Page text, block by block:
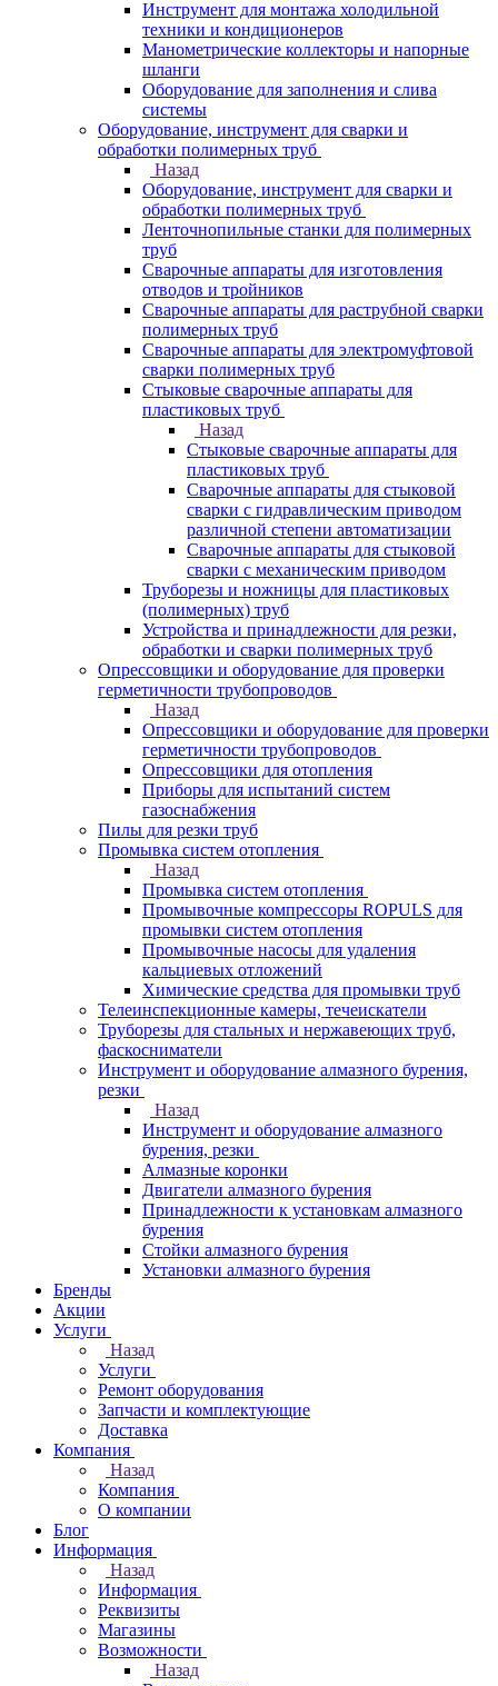
Инструмент для монтажа холодильной
техники и кондиционеров
Манометрические коллекторы и напорные
шланги
Оборудование для заполнения и слива
системы
Оборудование, инструмент для сварки и
обработки полимерных труб
Назад
Оборудование, инструмент для сварки и
обработки полимерных труб
Ленточнопильные станки для полимерных
труб
Сварочные аппараты для изготовления
отводов и тройников
Сварочные аппараты для раструбной сварки
полимерных труб
Сварочные аппараты для электромуфтовой
сварки полимерных труб
Стыковые сварочные аппараты для
пластиковых труб
Назад
Стыковые сварочные аппараты для
пластиковых труб
Сварочные аппараты для стыковой
сварки с гидравлическим приводом
различной степени автоматизации
Сварочные аппараты для стыковой
сварки с механическим приводом
Труборезы и ножницы для пластиковых
(полимерных) труб
Устройства и принадлежности для резки,
обработки и сварки полимерных труб
Опрессовщики и оборудование для проверки
герметичности трубопроводов
Назад
Опрессовщики и оборудование для проверки
герметичности трубопроводов
Опрессовщики для отопления
Приборы для испытаний систем
газоснабжения
Пилы для резки труб
Промывка систем отопления
Назад
Промывка систем отопления
Промывочные компрессоры ROPULS для
промывки систем отопления
Промывочные насосы для удаления
кальциевых отложений
Химические средства для промывки труб
Телеинспекционные камеры, течеискатели
Труборезы для стальных и нержавеющих труб,
фаскосниматели
Инструмент и оборудование алмазного бурения,
резки
Назад
Инструмент и оборудование алмазного
бурения, резки
Алмазные коронки
Двигатели алмазного бурения
Принадлежности к установкам алмазного
бурения
Стойки алмазного бурения
Установки алмазного бурения
Бренды
Акции
Услуги
Назад
Услуги
Ремонт оборудования
Запчасти и комплектующие
Доставка
Компания
Назад
Компания
О компании
Блог
Информация
Назад
Информация
Реквизиты
Магазины
Возможности
Назад